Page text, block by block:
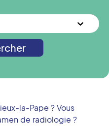
la-Pape ? Vous
de radiologie ?